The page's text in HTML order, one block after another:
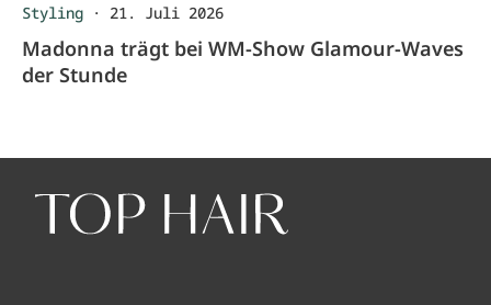
Styling · 21. Juli 2026
Madonna trägt bei WM-Show Glamour-Waves
der Stunde